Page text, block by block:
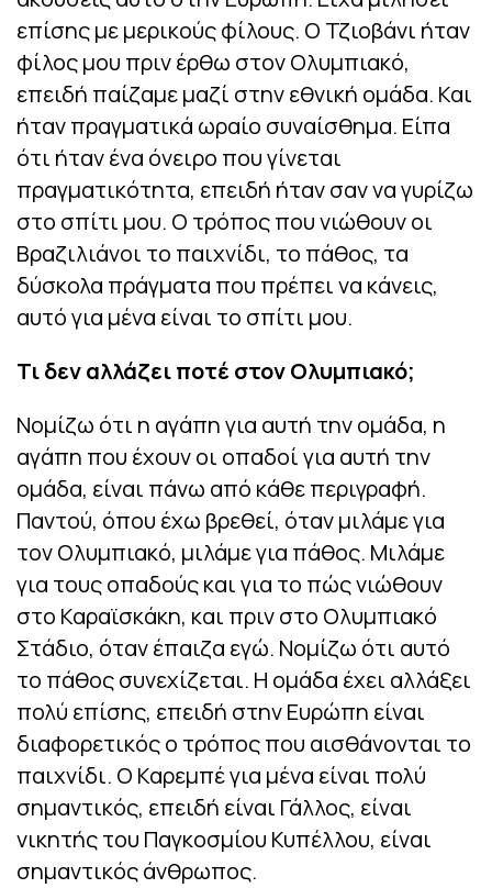
επίσης με μερικούς φίλους. Ο Τζιοβάνι ήταν
φίλος μου πριν έρθω στον Ολυμπιακό,
επειδή παίζαμε μαζί στην εθνική ομάδα. Και
ήταν πραγματικά ωραίο συναίσθημα. Είπα
ότι ήταν ένα όνειρο που γίνεται
πραγματικότητα, επειδή ήταν σαν να γυρίζω
στο σπίτι μου. Ο τρόπος που νιώθουν οι
Βραζιλιάνοι το παιχνίδι, το πάθος, τα
δύσκολα πράγματα που πρέπει να κάνεις,
αυτό για μένα είναι το σπίτι μου.
Τι δεν αλλάζει ποτέ στον Ολυμπιακό;
Νομίζω ότι η αγάπη για αυτή την ομάδα, η
αγάπη που έχουν οι οπαδοί για αυτή την
ομάδα, είναι πάνω από κάθε περιγραφή.
Παντού, όπου έχω βρεθεί, όταν μιλάμε για
τον Ολυμπιακό, μιλάμε για πάθος. Μιλάμε
για τους οπαδούς και για το πώς νιώθουν
στο Καραϊσκάκη, και πριν στο Ολυμπιακό
Στάδιο, όταν έπαιζα εγώ. Νομίζω ότι αυτό
το πάθος συνεχίζεται. Η ομάδα έχει αλλάξει
πολύ επίσης, επειδή στην Ευρώπη είναι
διαφορετικός ο τρόπος που αισθάνονται το
παιχνίδι. Ο Καρεμπέ για μένα είναι πολύ
σημαντικός, επειδή είναι Γάλλος, είναι
νικητής του Παγκοσμίου Κυπέλλου, είναι
σημαντικός άνθρωπος.